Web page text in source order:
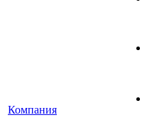
Компания